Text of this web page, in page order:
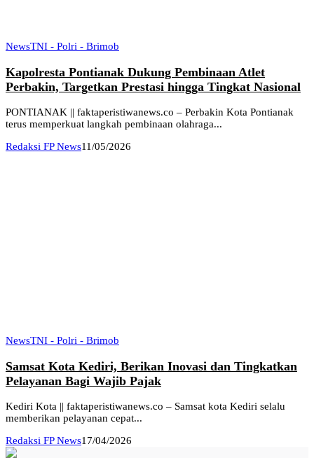
NewsTNI - Polri - Brimob
Kapolresta Pontianak Dukung Pembinaan Atlet
Perbakin, Targetkan Prestasi hingga Tingkat Nasional
PONTIANAK || faktaperistiwanews.co – Perbakin Kota Pontianak
terus memperkuat langkah pembinaan olahraga...
Redaksi FP News11/05/2026
NewsTNI - Polri - Brimob
Samsat Kota Kediri, Berikan Inovasi dan Tingkatkan
Pelayanan Bagi Wajib Pajak
Kediri Kota || faktaperistiwanews.co – Samsat kota Kediri selalu
memberikan pelayanan cepat...
Redaksi FP News17/04/2026